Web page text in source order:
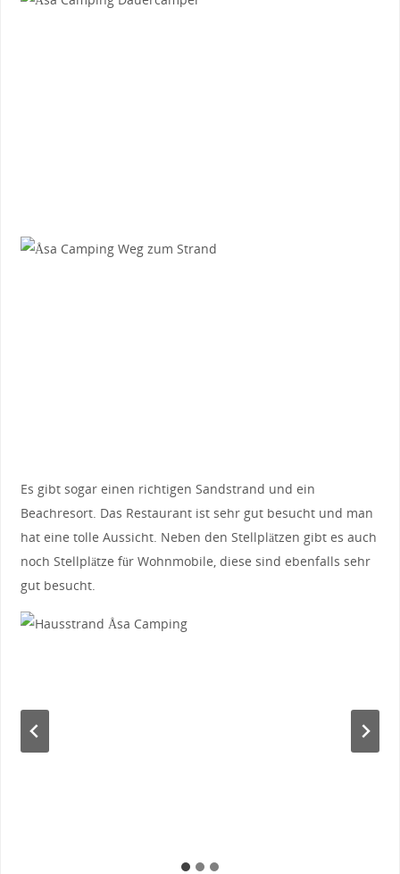
Es gibt sogar einen richtigen Sandstrand und ein
Beachresort. Das Restaurant ist sehr gut besucht und man
hat eine tolle Aussicht. Neben den Stellplätzen gibt es auch
noch Stellplätze für Wohnmobile, diese sind ebenfalls sehr
gut besucht.